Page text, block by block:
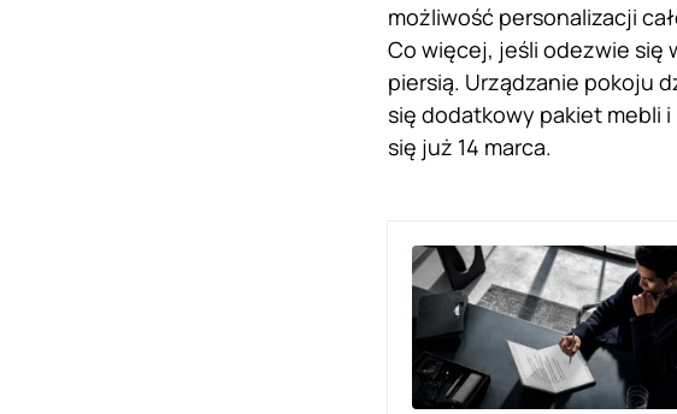
możliwość personalizacji
Co więcej, jeśli odezwie się
piersią. Urządzanie pokoju
się dodatkowy pakiet mebli
się już 14 marca.